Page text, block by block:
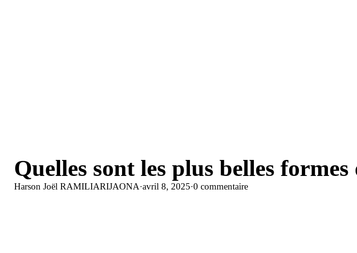
Quelles sont les plus belles formes
Harson Joël RAMILIARIJAONA·avril 8, 2025·0 commentaire